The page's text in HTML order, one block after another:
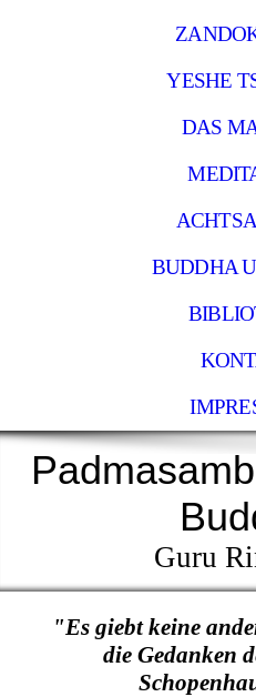
YESHE
DAS
BUDDHA
Guru
"Es giebt keine
die Gedanken